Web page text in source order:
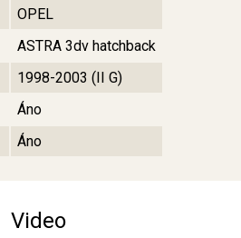
OPEL
ASTRA 3dv hatchback
1998-2003 (II G)
Áno
Áno
Video